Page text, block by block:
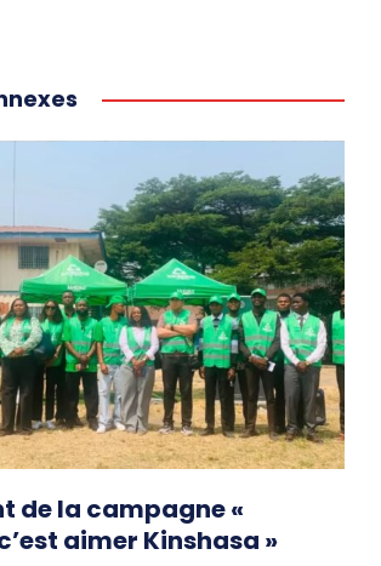
de la campagne «
aimer Kinshasa »